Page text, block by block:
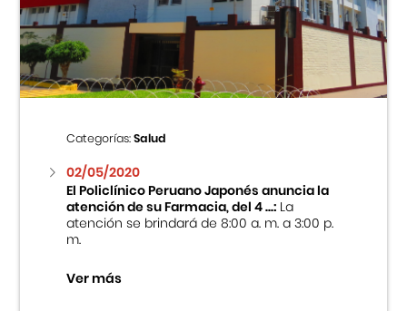
Categorías:Salud
02/05/2020
El Policlínico Peruano Japonés anuncia la
atención de su Farmacia, del 4 ...:La
atención se brindará de 8:00 a. m. a 3:00 p.
m.
Ver más